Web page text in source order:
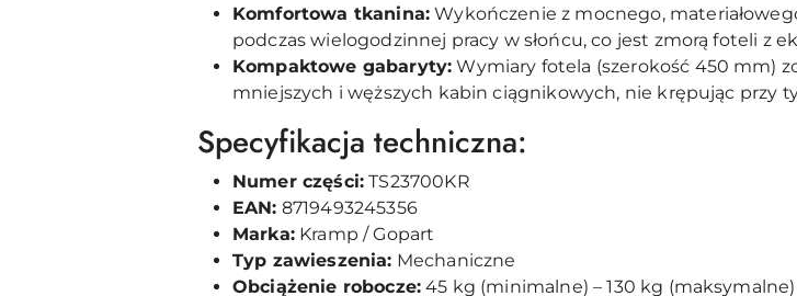
Komfortowa tkanina: Wykończenie z mocnego,
podczas wielogodzinnej pracy w słońcu, co jest zmorą foteli z
Kompaktowe gabaryty: Wymiary fotela (szerokość 450 mm)
mniejszych i węższych kabin ciągnikowych, nie krępując przy
Specyfikacja techniczna:
Numer części: TS23700KR
EAN: 8719493245356
Marka:Kramp / Gopart
Typ zawieszenia: Mechaniczne
Obciążenie robocze: 45 kg (minimalne) – 130 kg